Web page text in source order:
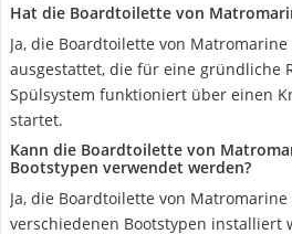
Hat die Boardtoilette ‎von
Ja, die Boardtoilette ‎von
ausgestattet, die für eine gründliche
Spülsystem funktioniert über einen
startet.
Kann die Boardtoilette ‎von
Bootstypen verwendet werden?
Ja, die Boardtoilette ‎von
verschiedenen Bootstypen installiert